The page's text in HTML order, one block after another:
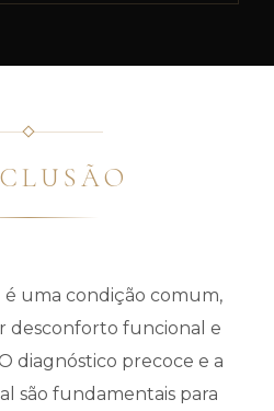
é uma condição comum,
desconforto funcional e
diagnóstico precoce e a
são fundamentais para